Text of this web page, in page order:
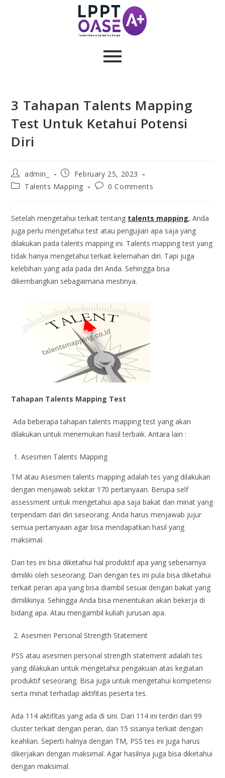
3 Tahapan Talents Mapping
Test Untuk Ketahui Potensi
Diri
admin_
February 25, 2023
Talents Mapping
0 Comments
Setelah mengetahui terkait tentang talents mapping, Anda
juga perlu mengetahui test atau pengujian apa saja yang
dilakukan pada talents mapping ini. Talents mapping test yang
tidak hanya mengetahui terkait kelemahan diri. Tapi juga
kelebihan yang ada pada diri Anda. Sehingga bisa
dikembangkan sebagaimana mestinya.
Tahapan Talents Mapping Test
Ada beberapa tahapan talents mapping test yang akan
dilakukan untuk menemukan hasil terbaik. Antara lain :
Asesmen Talents Mapping
TM atau Asesmen talents mapping adalah tes yang dilakukan
dengan menjawab sekitar 170 pertanyaan. Berupa self
assessment untuk mengetahui apa saja bakat dan minat yang
terpendam dari diri seseorang. Anda harus menjawab jujur
semua pertanyaan agar bisa mendapatkan hasil yang
maksimal.
Dari tes ini bisa diketahui hal produktif apa yang sebenarnya
dimiliki oleh seseorang. Dan dengan tes ini pula bisa diketahui
terkait peran apa yang bisa diambil sesuai dengan bakat yang
dimilikinya. Sehingga Anda bisa menentukan akan bekerja di
bidang apa. Atau mengambil kuliah jurusan apa.
Asesmen Personal Strength Statement
PSS atau asesmen personal strength statement adalah tes
yang dilakukan untuk mengetahui pengakuan atas kegiatan
produktif seseorang. Bisa juga untuk mengetahui kompetensi
serta minat terhadap aktifitas peserta tes.
Ada 114 aktifitas yang ada di sini. Dari 114 ini terdiri dari 99
cluster terkait dengan peran, dan 15 sisanya terkait dengan
keahlian. Seperti halnya dengan TM, PSS tes ini juga harus
dikerjakan dengan maksimal. Agar hasilnya juga bisa diketahui
dengan maksimal.